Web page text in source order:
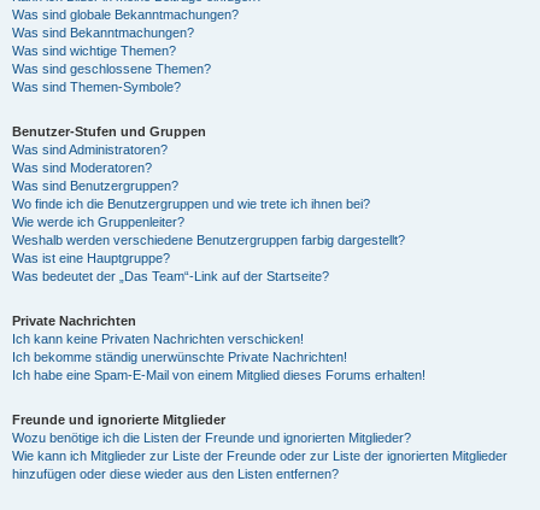
Was sind globale Bekanntmachungen?
Was sind Bekanntmachungen?
Was sind wichtige Themen?
Was sind geschlossene Themen?
Was sind Themen-Symbole?
Benutzer-Stufen und Gruppen
Was sind Administratoren?
Was sind Moderatoren?
Was sind Benutzergruppen?
Wo finde ich die Benutzergruppen und wie trete ich ihnen bei?
Wie werde ich Gruppenleiter?
Weshalb werden verschiedene Benutzergruppen farbig dargestellt?
Was ist eine Hauptgruppe?
Was bedeutet der „Das Team“-Link auf der Startseite?
Private Nachrichten
Ich kann keine Privaten Nachrichten verschicken!
Ich bekomme ständig unerwünschte Private Nachrichten!
Ich habe eine Spam-E-Mail von einem Mitglied dieses Forums erhalten!
Freunde und ignorierte Mitglieder
Wozu benötige ich die Listen der Freunde und ignorierten Mitglieder?
Wie kann ich Mitglieder zur Liste der Freunde oder zur Liste der ignorierten Mitglieder
hinzufügen oder diese wieder aus den Listen entfernen?